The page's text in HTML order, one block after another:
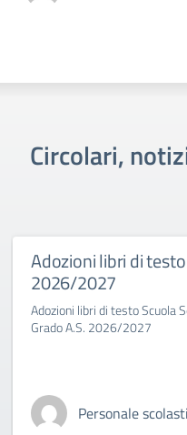
Circolari,
Adozioni libri di testo
2026/2027
Adozioni libri di testo Scuola
Grado A.S. 2026/2027
Personale